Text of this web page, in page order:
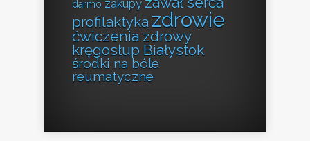
darmo zakupy
profilaktyka zdrowie
ćwiczenia zdrowy
kręgosłup Białystok
środki na bóle
reumatyczne